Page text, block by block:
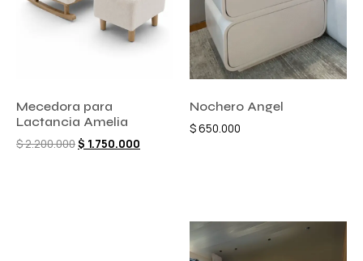
Mecedora para
Lactancia Amelia
$2.200.000$ 1.750.000
Nochero Angel
$650.000